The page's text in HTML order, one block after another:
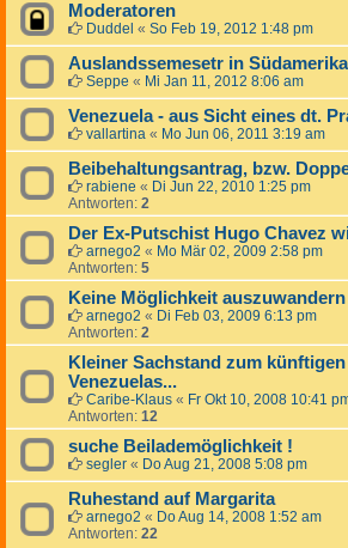
Moderatoren
Duddel « So Feb 19, 2012 1:48 pm
Auslandssemesetr in Südamerika
Seppe « Mi Jan 11, 2012 8:06 am
Venezuela - aus Sicht eines dt.
vallartina « Mo Jun 06, 2011 3:19 am
Beibehaltungsantrag, bzw.
rabiene « Di Jun 22, 2010 1:25 pm
Antworten: 2
Der Ex-Putschist Hugo Chavez
arnego2 « Mo Mär 02, 2009 2:58 pm
Antworten: 5
Keine Möglichkeit
arnego2 « Di Feb 03, 2009 6:13 pm
Antworten: 2
Kleiner Sachstand zum
Venezuelas...
Caribe-Klaus « Fr Okt 10, 2008 10:41
Antworten: 12
suche Beilademöglichkeit !
segler « Do Aug 21, 2008 5:08 pm
Ruhestand auf Margarita
arnego2 « Do Aug 14, 2008 1:52 am
Antworten: 22